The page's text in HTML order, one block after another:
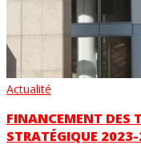
Actualité
FINANCEMENT DES
STRATÉGIQUE